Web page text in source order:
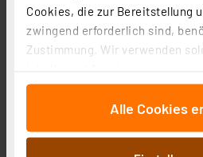
Cookies, die zur Bereitstellung
zwingend erforderlich sind,
Zustimmung. Wir verwenden
für soziale Medien anbieten zu
auf unsere Website zu
an unsere Partner für soziale
Alle Cookies